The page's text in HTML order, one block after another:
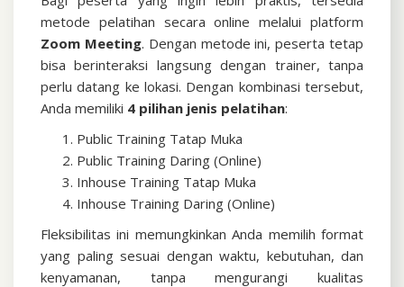
metode pelatihan secara online melalui platform
Zoom Meeting. Dengan metode ini, peserta tetap
bisa berinteraksi langsung dengan trainer, tanpa
perlu datang ke lokasi. Dengan kombinasi tersebut,
Anda memiliki 4 pilihan jenis pelatihan:
Public Training Tatap Muka
Public Training Daring (Online)
Inhouse Training Tatap Muka
Inhouse Training Daring (Online)
Fleksibilitas ini memungkinkan Anda memilih format
yang paling sesuai dengan waktu, kebutuhan, dan
kenyamanan, tanpa mengurangi kualitas